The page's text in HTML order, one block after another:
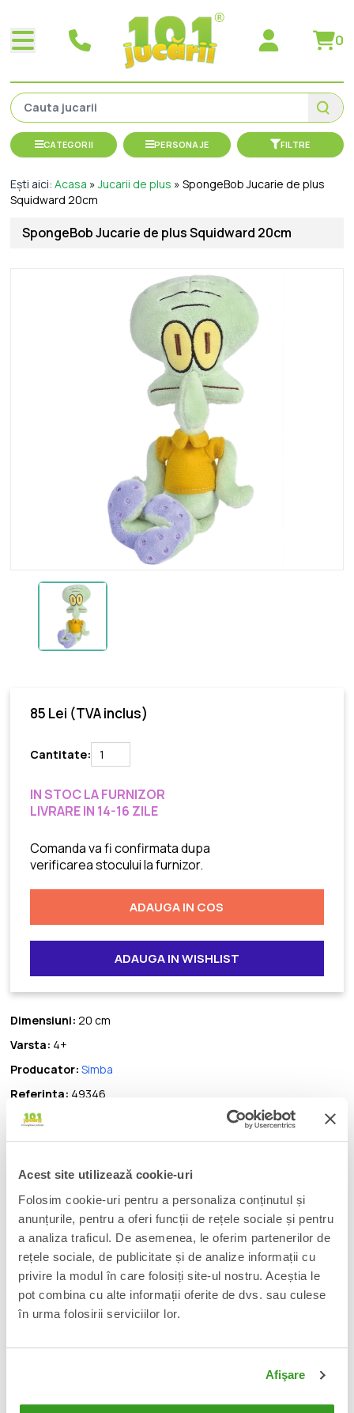
Acest site utilizează cookie-uri
Folosim cookie-uri pentru a personaliza conținutul și
anunțurile, pentru a oferi funcții de rețele sociale și pentru
a analiza traficul. De asemenea, le oferim partenerilor de
rețele sociale, de publicitate și de analize informații cu
privire la modul în care folosiți site-ul nostru. Aceștia le
pot combina cu alte informații oferite de dvs. sau culese
în urma folosirii serviciilor lor.
Afişare
0
CATEGORII PERSONAJE FILTRE
Ești aici:Acasa »Jucarii de plus »SpongeBob Jucarie de plus
Squidward 20cm
SpongeBob Jucarie de plus Squidward 20cm
85 Lei (TVA inclus)
Cantitate:
IN STOC LA FURNIZOR
LIVRARE IN 14-16 ZILE
Comanda va fi confirmata dupa
verificarea stocului la furnizor.
ADAUGA IN COS
ADAUGA IN WISHLIST
Dimensiuni: 20 cm
Varsta: 4+
Producator: Simba
Referinta: 49346
Fii client VIP la 101jucarii! Afla cum accesand
DESCRIERE
SpongeBob Jucarie de plus Squidward 20cm
📦Acest produs este nou, sigilat si livrat in ambalajul
original al producatorului.